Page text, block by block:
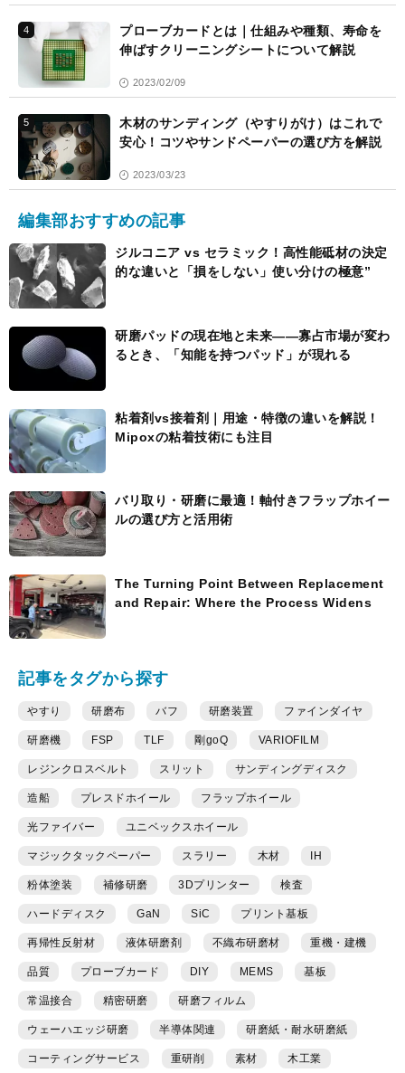
4
プローブカードとは｜仕組みや種類、寿命を
伸ばすクリーニングシートについて解説
2023/02/09
5
木材のサンディング（やすりがけ）はこれで
安心！コツやサンドペーパーの選び方を解説
2023/03/23
編集部おすすめの記事
ジルコニア vs セラミック！高性能砥材の決定
的な違いと「損をしない」使い分けの極意”
研磨パッドの現在地と未来――寡占市場が変わ
るとき、「知能を持つパッド」が現れる
粘着剤vs接着剤｜用途・特徴の違いを解説！
Mipoxの粘着技術にも注目
バリ取り・研磨に最適！軸付きフラップホイー
ルの選び方と活用術
The Turning Point Between Replacement
and Repair: Where the Process Widens
記事をタグから探す
やすり 研磨布 バフ 研磨装置 ファインダイヤ
研磨機 FSP TLF 剛goQ VARIOFILM
レジンクロスベルト スリット サンディングディスク
造船 プレスドホイール フラップホイール
光ファイバー ユニベックスホイール
マジックタックペーパー スラリー 木材 IH
粉体塗装 補修研磨 3Dプリンター 検査
ハードディスク GaN SiC プリント基板
再帰性反射材 液体研磨剤 不織布研磨材 重機・建機
品質 プローブカード DIY MEMS 基板
常温接合 精密研磨 研磨フィルム
ウェーハエッジ研磨 半導体関連 研磨紙・耐水研磨紙
コーティングサービス 重研削 素材 木工業